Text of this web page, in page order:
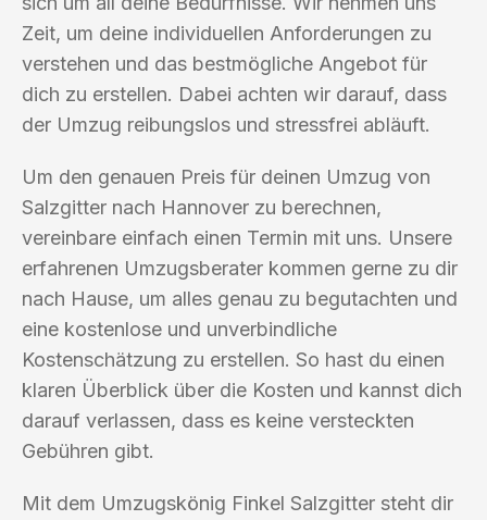
Zeit, um deine individuellen Anforderungen zu
verstehen und das bestmögliche Angebot für
dich zu erstellen. Dabei achten wir darauf, dass
der Umzug reibungslos und stressfrei abläuft.
Um den genauen Preis für deinen Umzug von
Salzgitter nach Hannover zu berechnen,
vereinbare einfach einen Termin mit uns. Unsere
erfahrenen Umzugsberater kommen gerne zu dir
nach Hause, um alles genau zu begutachten und
eine kostenlose und unverbindliche
Kostenschätzung zu erstellen. So hast du einen
klaren Überblick über die Kosten und kannst dich
darauf verlassen, dass es keine versteckten
Gebühren gibt.
Mit dem Umzugskönig Finkel Salzgitter steht dir